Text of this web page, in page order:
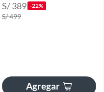
S/ 389 -22%
S/ 499
Agregar